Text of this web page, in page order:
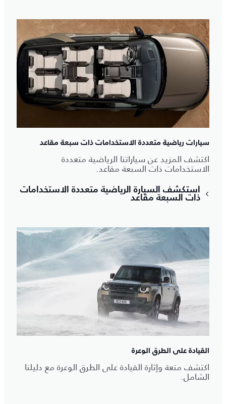
سيارات رياضية متعددة الاستخدامات ذات سبعة مقاعد
اكتشف المزيد عن سياراتنا الرياضية متعددة
الاستخدامات ذات السبعة مقاعد.
استكشف السيارة الرياضية متعددة الاستخدامات
ذات السبعة مقاعد
القيادة على الطرق الوعرة
اكتشف متعة وإثارة القيادة على الطرق الوعرة مع دليلنا
الشامل.